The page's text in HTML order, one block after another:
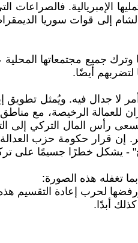
الإمبريالية.
قوات سوريا
وترك جميع مجتمعاتها
أيضًا.
لا جدال فيه. ويُمثل
للعمالة الرخيصة، مع
رأس المال التركي
قرار حكومة حزب العدالة
- يشكل خطرًا جسيمًا على
تغفله هذه الصورة:
لحرب إعادة التقسيم
أبدًا.